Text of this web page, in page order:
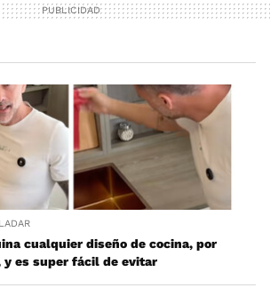
cualquier diseño de cocina, por
y es super fácil de evitar